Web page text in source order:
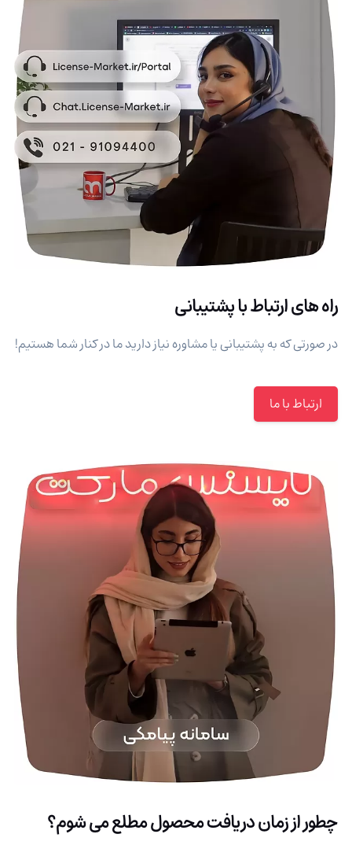
راه های ارتباط با پشتیبانی
در صورتی که به پشتیبانی یا مشاوره نیاز دارید ما در کنار شما هستیم!
ارتباط با ما
چطور از زمان دریافت محصول مطلع می شوم؟